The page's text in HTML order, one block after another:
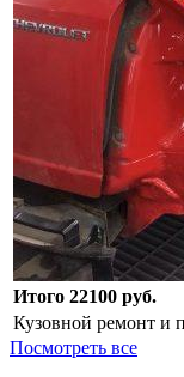
Итого 22100 руб.
Кузовной ремонт и
Посмотреть все